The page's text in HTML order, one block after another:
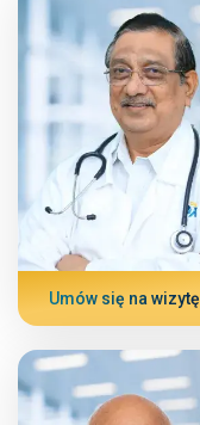
Umów się na wizytę